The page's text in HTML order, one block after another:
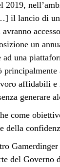
2019,
il lancio di un
un
una
affidabili
generare
come
della
del Governo